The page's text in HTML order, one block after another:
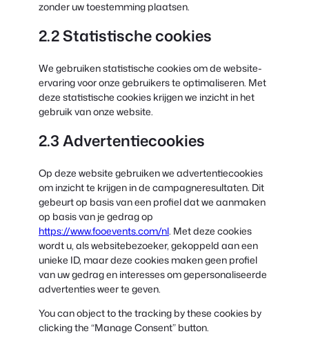
zonder uw toestemming plaatsen.
2.2 Statistische cookies
We gebruiken statistische cookies om de website-
ervaring voor onze gebruikers te optimaliseren. Met
deze statistische cookies krijgen we inzicht in het
gebruik van onze website.
2.3 Advertentiecookies
Op deze website gebruiken we advertentiecookies
om inzicht te krijgen in de campagneresultaten. Dit
gebeurt op basis van een profiel dat we aanmaken
op basis van je gedrag op
https://www.fooevents.com/nl. Met deze cookies
wordt u, als websitebezoeker, gekoppeld aan een
unieke ID, maar deze cookies maken geen profiel
van uw gedrag en interesses om gepersonaliseerde
advertenties weer te geven.
You can object to the tracking by these cookies by
clicking the “Manage Consent” button.